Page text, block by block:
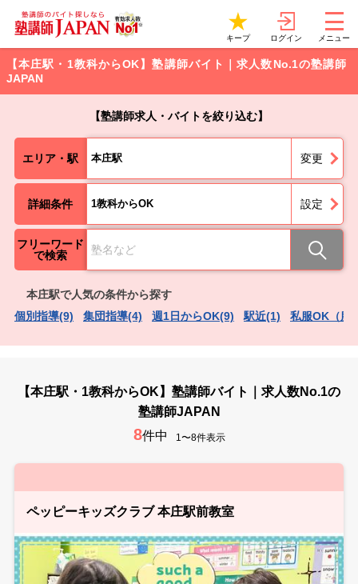
キープ ログイン メニュー
【本庄駅・1教科からOK】塾講師バイト｜求人数No.1の塾講師
JAPAN
【塾講師求人・バイトを絞り込む】
エリア・駅 本庄駅 変更
詳細条件 1教科からOK 設定
フリーワード
で検索
本庄駅で人気の条件から探す
個別指導(9)
集団指導(4) 週1日からOK(9) 駅近(1) 私服OK（服
【本庄駅・1教科からOK】塾講師バイト｜求人数No.1の
塾講師JAPAN
8件中 1〜8件表示
ペッピーキッズクラブ 本庄駅前教室